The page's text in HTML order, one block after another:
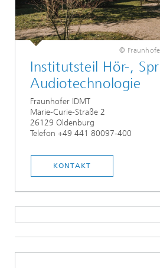
©
Institutsteil Hör-,
Audiotechnologie
Fraunhofer IDMT
Marie-Curie-Straße 2
26129 Oldenburg
Telefon +49 441 80097-400
KONTAKT